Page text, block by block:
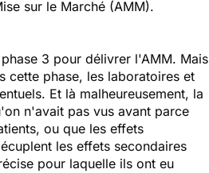
sur le Marché (AMM).
3 pour délivrer l'AMM. Mais
cette phase, les laboratoires et
Et là malheureusement, la
n'avait pas vus avant parce
ou que les effets
les effets secondaires
pour laquelle ils ont eu